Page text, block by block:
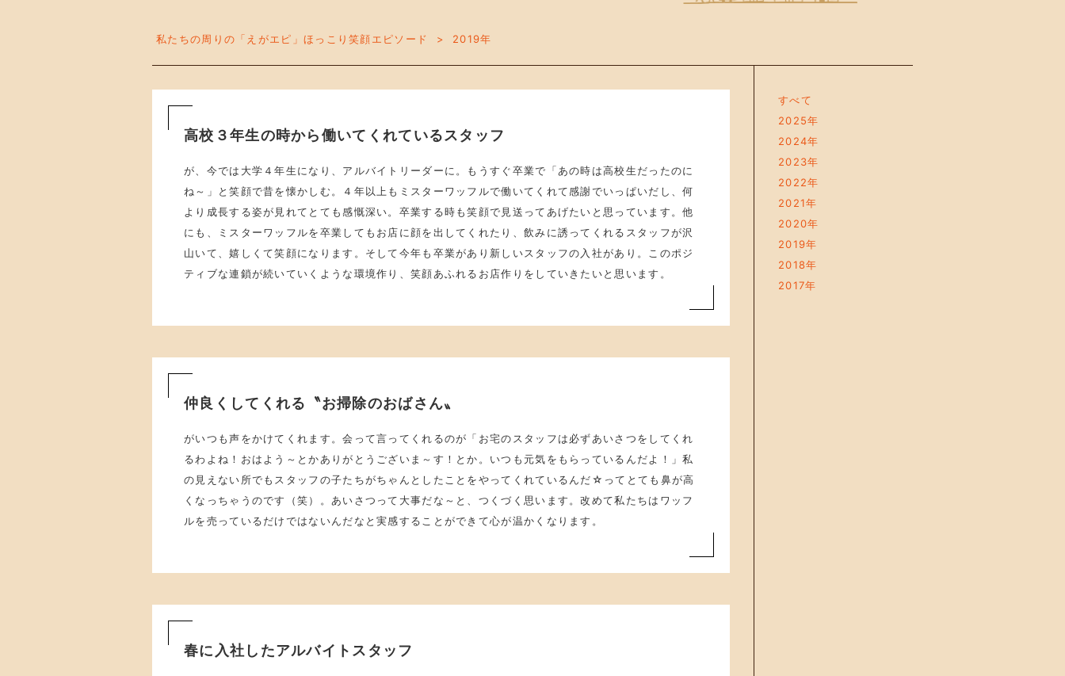
私たちの周りの「えがエピ」ほっこり笑顔エピソード 2019年
高校３年生の時から働いてくれているスタッフ
が、今では大学４年生になり、アルバイトリーダーに。もうすぐ卒業で「あの時は高校生だったのに
ね～」と笑顔で昔を懐かしむ。４年以上もミスターワッフルで働いてくれて感謝でいっぱいだし、何
より成長する姿が見れてとても感慨深い。卒業する時も笑顔で見送ってあげたいと思っています。他
にも、ミスターワッフルを卒業してもお店に顔を出してくれたり、飲みに誘ってくれるスタッフが沢
山いて、嬉しくて笑顔になります。そして今年も卒業があり新しいスタッフの入社があり。このポジ
ティブな連鎖が続いていくような環境作り、笑顔あふれるお店作りをしていきたいと思います。
仲良くしてくれる〝お掃除のおばさん〟
がいつも声をかけてくれます。会って言ってくれるのが「お宅のスタッフは必ずあいさつをしてくれ
るわよね！おはよう～とかありがとうございま～す！とか。いつも元気をもらっているんだよ！」私
の見えない所でもスタッフの子たちがちゃんとしたことをやってくれているんだ☆ってとても鼻が高
くなっちゃうのです（笑）。あいさつって大事だな～と、つくづく思います。改めて私たちはワッフ
ルを売っているだけではないんだなと実感することができて心が温かくなります。
春に入社したアルバイトスタッフ
すべて
2025年
2024年
2023年
2022年
2021年
2020年
2019年
2018年
2017年